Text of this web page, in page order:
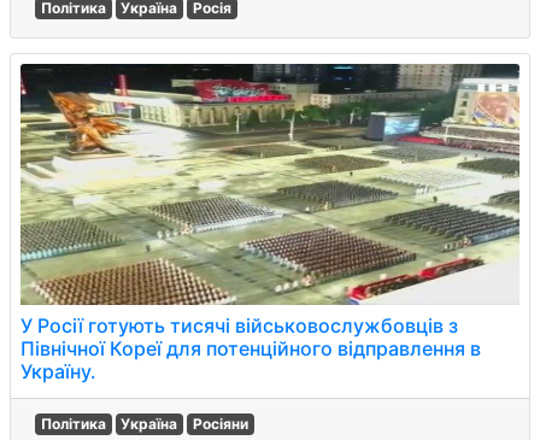
Політика Україна Росія
У Росії готують тисячі військовослужбовців з
Північної Кореї для потенційного відправлення в
Україну.
Політика Україна Росіяни